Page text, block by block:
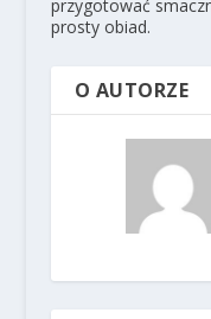
przygotować
prosty obiad.
O AUTORZE